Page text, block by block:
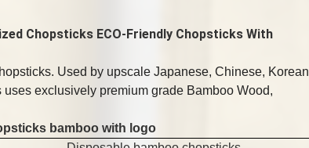
Chopsticks ECO-Friendly Chopsticks With
Used by upscale Japanese, Chinese, Korean
exclusively premium grade Bamboo Wood,
bamboo with logo